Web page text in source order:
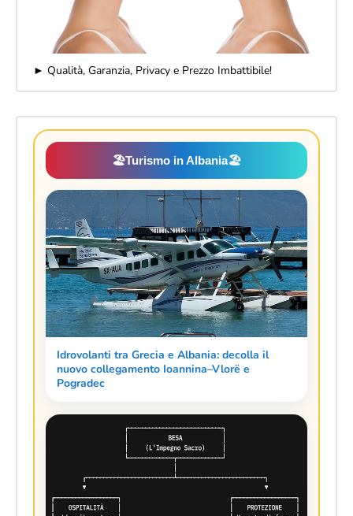
► Qualità, Garanzia, Privacy e Prezzo Imbattibile!
🏖️Turismo in Albania🏖️
Idrovolanti tra Grecia e Albania: decolla il
nuovo collegamento Ioannina–Vlorë e
Pogradec